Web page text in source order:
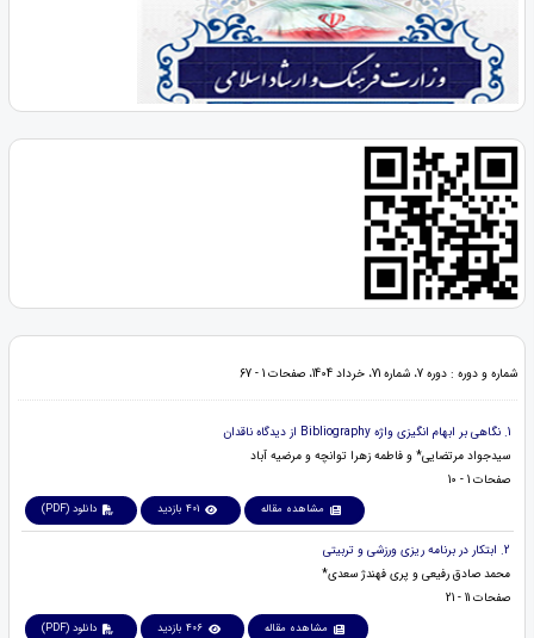
شماره و دوره : دوره 7، شماره 71، خرداد 1404، صفحات 1 - 67
1. نگاهی بر ابهام انگیزی واژه Bibliography از دیدگاه ناقدان
سیدجواد مرتضایی* و فاطمه زهرا توانچه و مرضیه آباد
صفحات 1 - 10
مشاهده مقاله 401 بازدید دانلود (PDF)
2. ابتکار در برنامه ریزی ورزشی و تربیتی
محمد صادق رفیعی و پری فهندژ سعدی*
صفحات 11 - 21
مشاهده مقاله 406 بازدید دانلود (PDF)